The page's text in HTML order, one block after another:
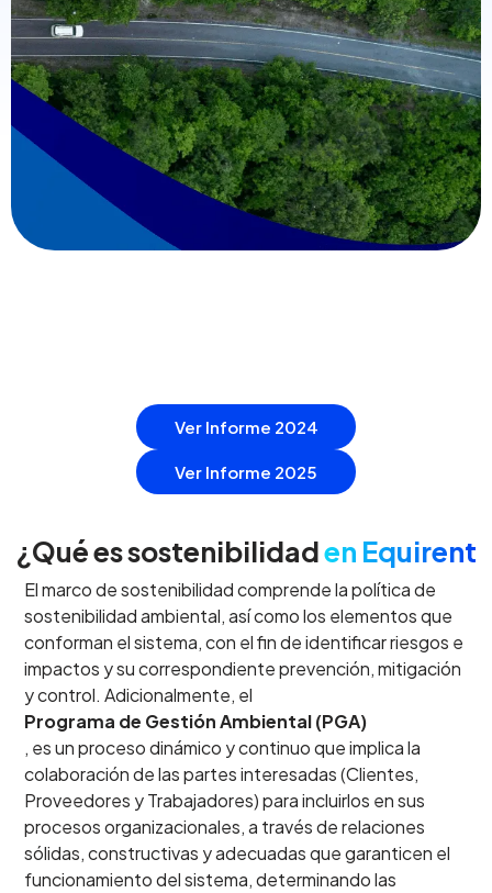
Ver Informe 2024
Ver Informe 2025
¿Qué es sostenibilidaden Equirent
El marco de sostenibilidad comprende la política de
sostenibilidad ambiental, así como los elementos que
conforman el sistema, con el fin de identificar riesgos e
impactos y su correspondiente prevención, mitigación
y control. Adicionalmente, el
Programa de Gestión Ambiental (PGA)
, es un proceso dinámico y continuo que implica la
colaboración de las partes interesadas (Clientes,
Proveedores y Trabajadores) para incluirlos en sus
procesos organizacionales, a través de relaciones
sólidas, constructivas y adecuadas que garanticen el
funcionamiento del sistema, determinando las